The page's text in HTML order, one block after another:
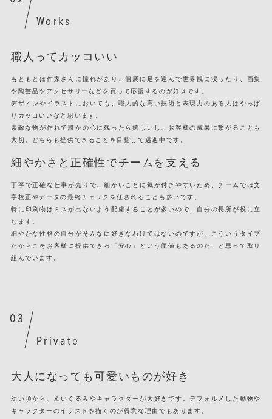
Works
職人ってカッコいい
もともとは作家さんに憧れがあり、個展に足を運んで世界観に浸ったり、画集
や陶芸品やアクセサリーなどを買って応援するのが好きです。
デザインやイラストにおいても、職人的な高い技術と表現力のある人はやっぱ
りカッコいいなと思います。
素敵な物が作れて誰かの心に残ったら嬉しいし、お客様の成果に繋がることも
大切。どちらも提供できることを目指して邁進中です。
細やかさと正確性でチームを支える
丁寧で正確な仕事が売りで、細かいことに気が付きやすいため、チームでは文
字校正やデータの最終チェックを任されることも多いです。
特に印刷物はミスが出ないよう配慮することが多いので、自分の長所が役に立
ちます。
細やかな性格の自分がそんなに好きなわけではないのですが、こういうタイプ
だからこそお客様に提供できる「安心」という価値もあるのだ、と思って取り
組んでいます。
Private
大人になっても可愛いものが好き
幼い頃から、ぬいぐるみやキャラクターが大好きです。デフォルメした動物や
キャラクターのイラストを描くのが得意な理由でもあります。